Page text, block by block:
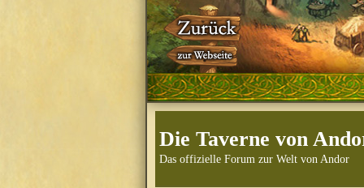
Die Taverne von
Das offizielle Forum zur Welt von Andor